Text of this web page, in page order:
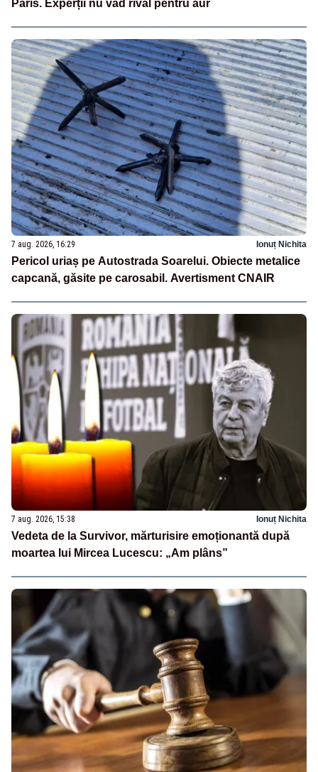
Paris. Experții nu văd rival pentru aur
7 aug. 2026, 16:29 Ionuț Nichita
Pericol uriaș pe Autostrada Soarelui. Obiecte metalice
capcană, găsite pe carosabil. Avertisment CNAIR
7 aug. 2026, 15:38 Ionuț Nichita
Vedeta de la Survivor, mărturisire emoționantă după
moartea lui Mircea Lucescu: „Am plâns”